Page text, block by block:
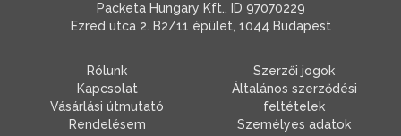
Packeta Hungary Kft., ID 97070229
Ezred utca 2. B2/11 épület, 1044 Budapest
Rólunk
Kapcsolat
Vásárlási útmutató
Rendelésem
Szerzői jogok
Általános szerződési
feltételek
Személyes adatok